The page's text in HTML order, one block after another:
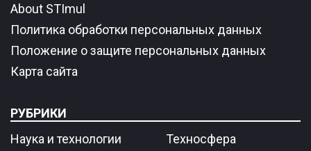
About STImul
Политика обработки персональных данных
Положение о защите персональных данных
Карта сайта
РУБРИКИ
Наука и технологии
Техносфера